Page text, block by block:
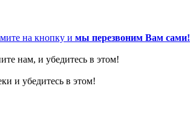
на кнопку и мы перезвоним Вам сами!
нам, и убедитесь в этом!
и убедитесь в этом!